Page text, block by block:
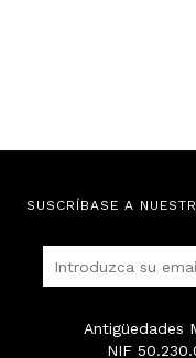
SUSCRÍBASE A
Antigüedades
NIF